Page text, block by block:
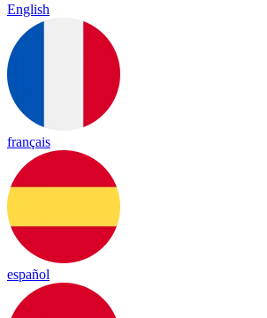
English
français
español